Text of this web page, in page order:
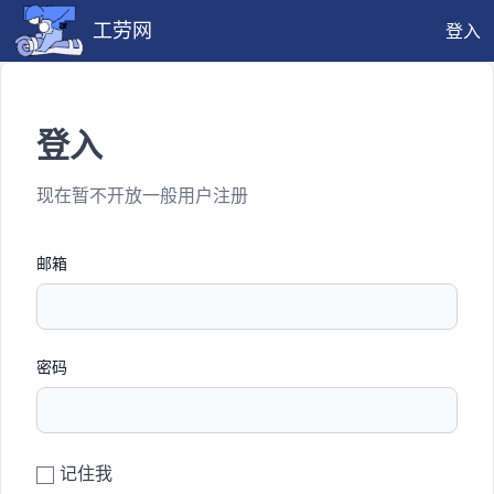
工劳网 登入
登入
现在暂不开放一般用户注册
邮箱
密码
记住我